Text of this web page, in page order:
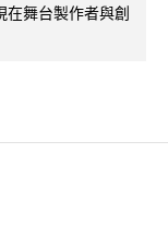
在舞台製作者與創